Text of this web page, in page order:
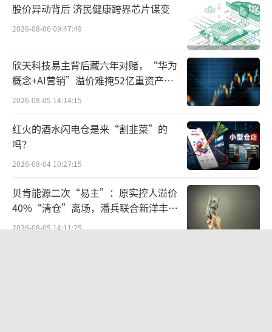
元。
苏州博鑫和其持股95%的苏州博尼洛，分
别成立于2022年10月和2023年12月，均未开展
实际业务。
那么，西藏博鑫参与定增的资金究竟从何
而来？
资本市场和媒体的分析，张金成与中茵系
存在较强的关联。张2006年任中茵集团秘书，
后陆续担任中茵股份监事、监事长，西藏中茵
股价异动背后 济民健康跨界芯片谋变
2026-08-06 09:47:49
欣天科技易主背后藏六年对赌，“华为
概念+AI营销”溢价难掩52亿重资产考
验
2026-08-05 14:14:15
红火的酒水闪电仓是来“割韭菜”的
吗？
2026-08-04 10:27:15
贝肯能源二次“易主”：原实控人溢价
40%“清仓”离场，潘兵联合新洋丰、
宏科百世拟入主
2026-08-05 14:11:25